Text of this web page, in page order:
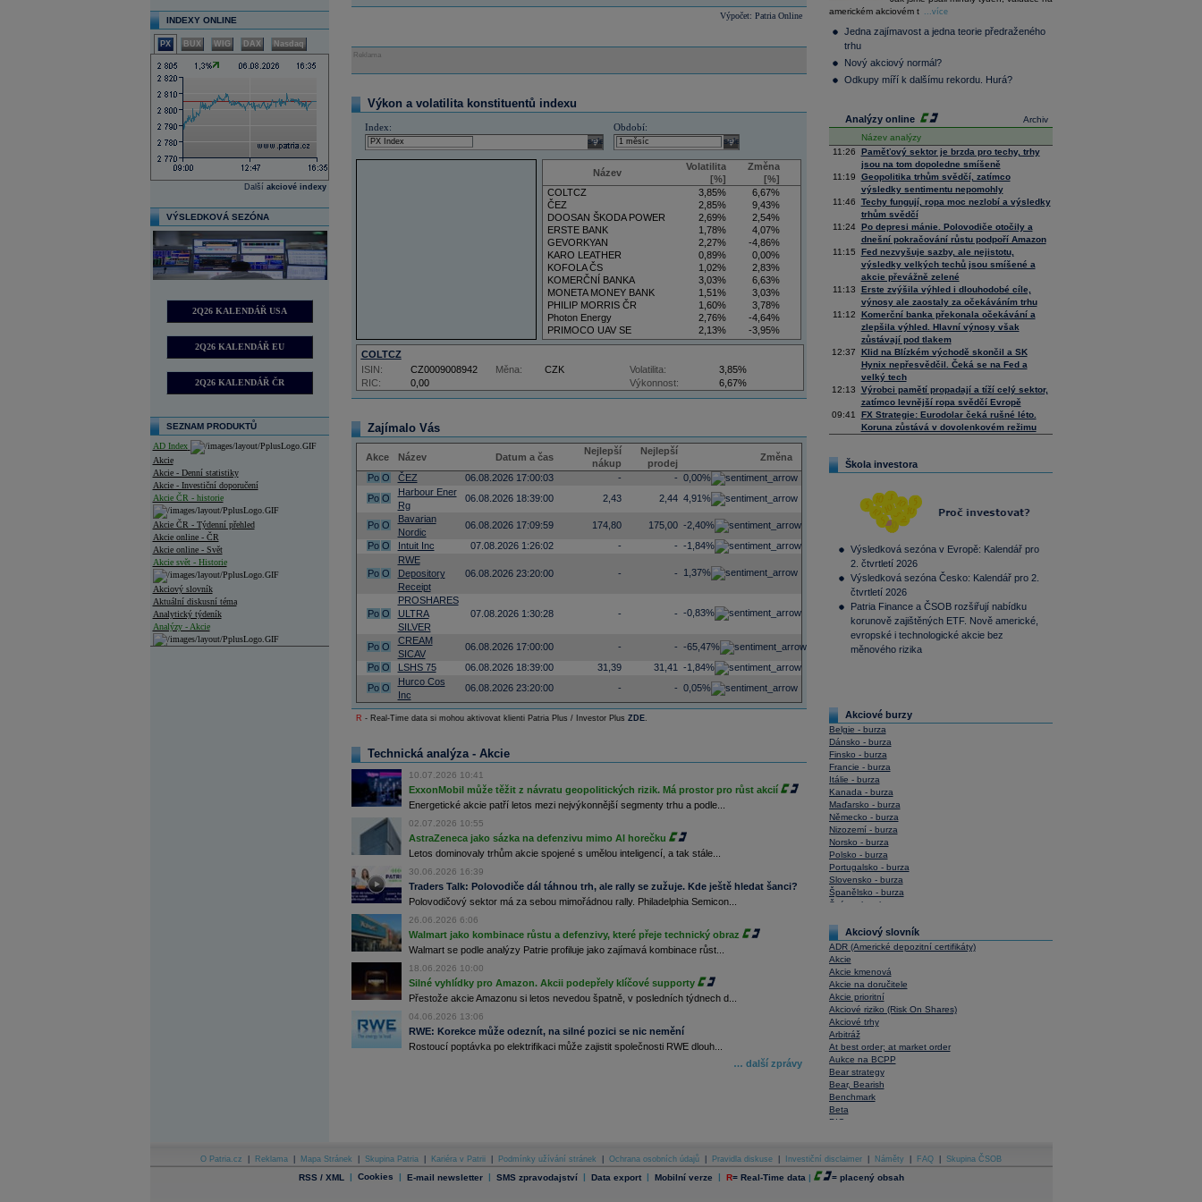
INDEXY ONLINE
PX BUX WIG DAX Nasdaq
Další akciové indexy
VÝSLEDKOVÁ SEZÓNA
2Q26 KALENDÁŘ USA
2Q26 KALENDÁŘ EU
2Q26 KALENDÁŘ ČR
SEZNAM PRODUKTŮ
AD Index
Akcie
Akcie - Denní statistiky
Akcie - Investiční doporučení
Akcie ČR - historie
Akcie ČR - Týdenní přehled
Akcie online - ČR
Akcie online - Svět
Akcie svět - Historie
Akciový slovník
Aktuální diskusní téma
Analytický týdeník
Analýzy - Akcie
Databanka - Ceny
Výpočet: Patria Online
Reklama
Výkon a volatilita konstituentů indexu
Index:
select
Období:
select
Název
Volatilita
[%]
Změna
[%]
COLTCZ
3,85%
6,67%
ČEZ
2,85%
9,43%
DOOSAN ŠKODA POWER
2,69%
2,54%
ERSTE BANK
1,78%
4,07%
GEVORKYAN
2,27%
-4,86%
KARO LEATHER
0,89%
0,00%
KOFOLA ČS
1,02%
2,83%
KOMERČNÍ BANKA
3,03%
6,63%
MONETA MONEY BANK
1,51%
3,03%
PHILIP MORRIS ČR
1,60%
3,78%
Photon Energy
2,76%
-4,64%
PRIMOCO UAV SE
2,13%
-3,95%
VIG
3,50%
5,88%
COLTCZ
RIC: 0,00
ISIN: CZ0009008942 Měna: CZK Volatilita:
3,85%
Výkonnost:
6,67%
Zajímalo Vás
Akce Název Datum a čas
Nejlepší
nákup
Nejlepší
prodej
Změna
Po O ČEZ 06.08.2026 17:00:03 - - 0,00%
Po O
Harbour Ener
Rg
06.08.2026 18:39:00 2,43 2,44 4,91%
Po O
Bavarian
Nordic
06.08.2026 17:09:59 174,80 175,00 -2,40%
Po O Intuit Inc 07.08.2026 1:26:02 - - -1,84%
Po O
RWE
Depository
Receipt
06.08.2026 23:20:00 - - 1,37%
Po O
PROSHARES
ULTRA
SILVER
07.08.2026 1:30:28 - - -0,83%
Po O
CREAM
SICAV
06.08.2026 17:00:00 - - -65,47%
Po O LSHS 75 06.08.2026 18:39:00 31,39 31,41
-1,84%
Po O
Hurco Cos
Inc
06.08.2026 23:20:00 - - 0,05%
R - Real-Time data si mohou aktivovat klienti Patria Plus / Investor Plus ZDE.
Technická analýza - Akcie
10.07.2026 10:41
ExxonMobil může těžit z návratu geopolitických rizik. Má prostor pro růst akcií
Energetické akcie patří letos mezi nejvýkonnější segmenty trhu a podle...
02.07.2026 10:55
AstraZeneca jako sázka na defenzivu mimo AI horečku
Letos dominovaly trhům akcie spojené s umělou inteligencí, a tak stále...
30.06.2026 16:39
Traders Talk: Polovodiče dál táhnou trh, ale rally se zužuje. Kde ještě hledat šanci?
Polovodičový sektor má za sebou mimořádnou rally. Philadelphia Semicon...
26.06.2026 6:06
Walmart jako kombinace růstu a defenzivy, které přeje technický obraz
Walmart se podle analýzy Patrie profiluje jako zajímavá kombinace růst...
18.06.2026 10:00
Silné vyhlídky pro Amazon. Akcii podepřely klíčové supporty
Přestože akcie Amazonu si letos nevedou špatně, v posledních týdnech d...
04.06.2026 13:06
RWE: Korekce může odeznít, na silné pozici se nic nemění
Rostoucí poptávka po elektrifikaci může zajistit společnosti RWE dlouh...
… další zprávy
Composite
36 128,57 -0,05
Tecdax
Performance
index
4 000,99
americkém akciovém t
...více
Jedna zajímavost a jedna teorie předraženého
trhu
Nový akciový normál?
Odkupy míří k dalšímu rekordu. Hurá?
Archiv
Analýzy online
Název analýzy
11:26
Paměťový sektor je brzda pro techy, trhy
jsou na tom dopoledne smíšeně
11:19
Geopolitika trhům svědčí, zatímco
výsledky sentimentu nepomohly
11:46
Techy fungují, ropa moc nezlobí a výsledky
trhům svědčí
11:24
Po depresi mánie. Polovodiče otočily a
dnešní pokračování růstu podpoří Amazon
11:15
Fed nezvyšuje sazby, ale nejistotu,
výsledky velkých techů jsou smíšené a
akcie převážně zelené
11:13
Erste zvýšila výhled i dlouhodobé cíle,
výnosy ale zaostaly za očekáváním trhu
11:12
Komerční banka překonala očekávání a
zlepšila výhled. Hlavní výnosy však
zůstávají pod tlakem
12:37
Klid na Blízkém východě skončil a SK
Hynix nepřesvědčil. Čeká se na Fed a
velký tech
12:13
Výrobci pamětí propadají a tíží celý sektor,
zatímco levnější ropa svědčí Evropě
09:41
FX Strategie: Eurodolar čeká rušné léto.
Koruna zůstává v dovolenkovém režimu
Škola investora
Výsledková sezóna v Evropě: Kalendář pro
2. čtvrtletí 2026
Výsledková sezóna Česko: Kalendář pro 2.
čtvrtletí 2026
Patria Finance a ČSOB rozšiřují nabídku
korunově zajištěných ETF. Nově americké,
evropské i technologické akcie bez
měnového rizika
Akciové burzy
Belgie - burza
Dánsko - burza
Finsko - burza
Francie - burza
Itálie - burza
Kanada - burza
Maďarsko - burza
Německo - burza
Nizozemí - burza
Norsko - burza
Polsko - burza
Portugalsko - burza
Slovensko - burza
Španělsko - burza
Švýcarsko - burza
Akciový slovník
ADR (Americké depozitní certifikáty)
Akcie
Akcie kmenová
Akcie na doručitele
Akcie prioritní
Akciové riziko (Risk On Shares)
Akciové trhy
Arbitráž
At best order; at market order
Aukce na BCPP
Bear strategy
Bear, Bearish
Benchmark
Beta
BIC
Bonita
Book To Bill Ratio
Book Value
O Patria.cz Reklama Mapa Stránek Skupina Patria Kariéra v Patrii Podmínky užívání stránek Ochrana osobních údajů Pravidla diskuse Investiční disclaimer Náměty FAQ Skupina ČSOB
RSS / XML | Cookies | E-mail newsletter | SMS zpravodajství | Data export | Mobilní verze | R= Real-Time data | = placený obsah